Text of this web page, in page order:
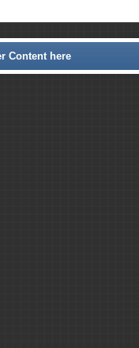
Content here